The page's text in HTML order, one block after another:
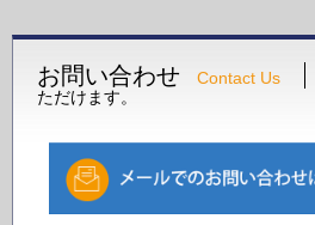
お問い合わせ Contact Us
ただけます。